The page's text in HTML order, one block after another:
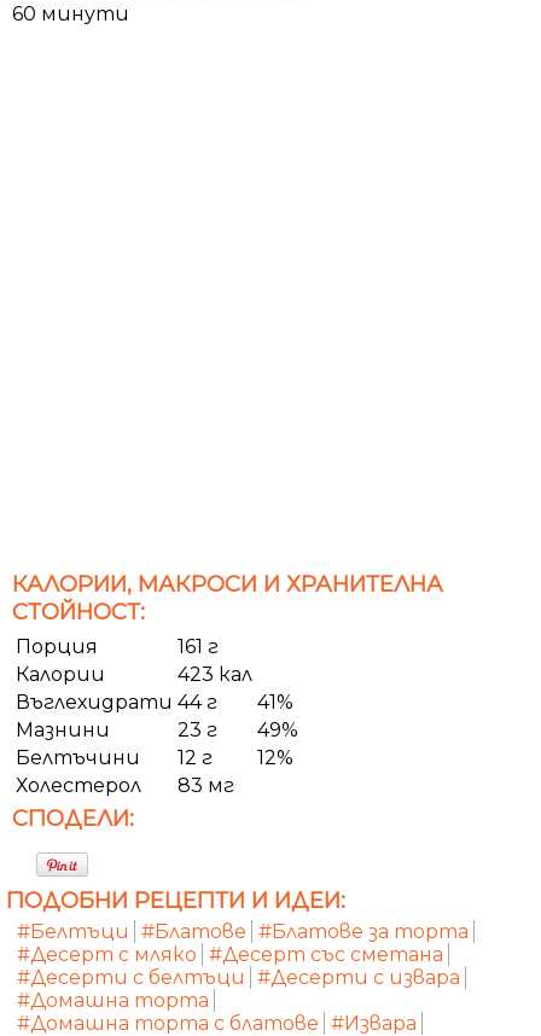
60 минути
КАЛОРИИ, МАКРОСИ И ХРАНИТЕЛНА
СТОЙНОСТ:
Порция
161 г
Калории
423 кал
Въглехидрати 44 г
41%
Мазнини
23 г
49%
Белтъчини
12 г
12%
Холестерол
83 мг
СПОДЕЛИ:
ПОДОБНИ РЕЦЕПТИ И ИДЕИ:
#Белтъци #Блатове #Блатове за торта
#Десерт с мляко #Десерт със сметана
#Десерти с белтъци
#Десерти с извара
#Домашна торта
#Домашна торта с блатове #Извара